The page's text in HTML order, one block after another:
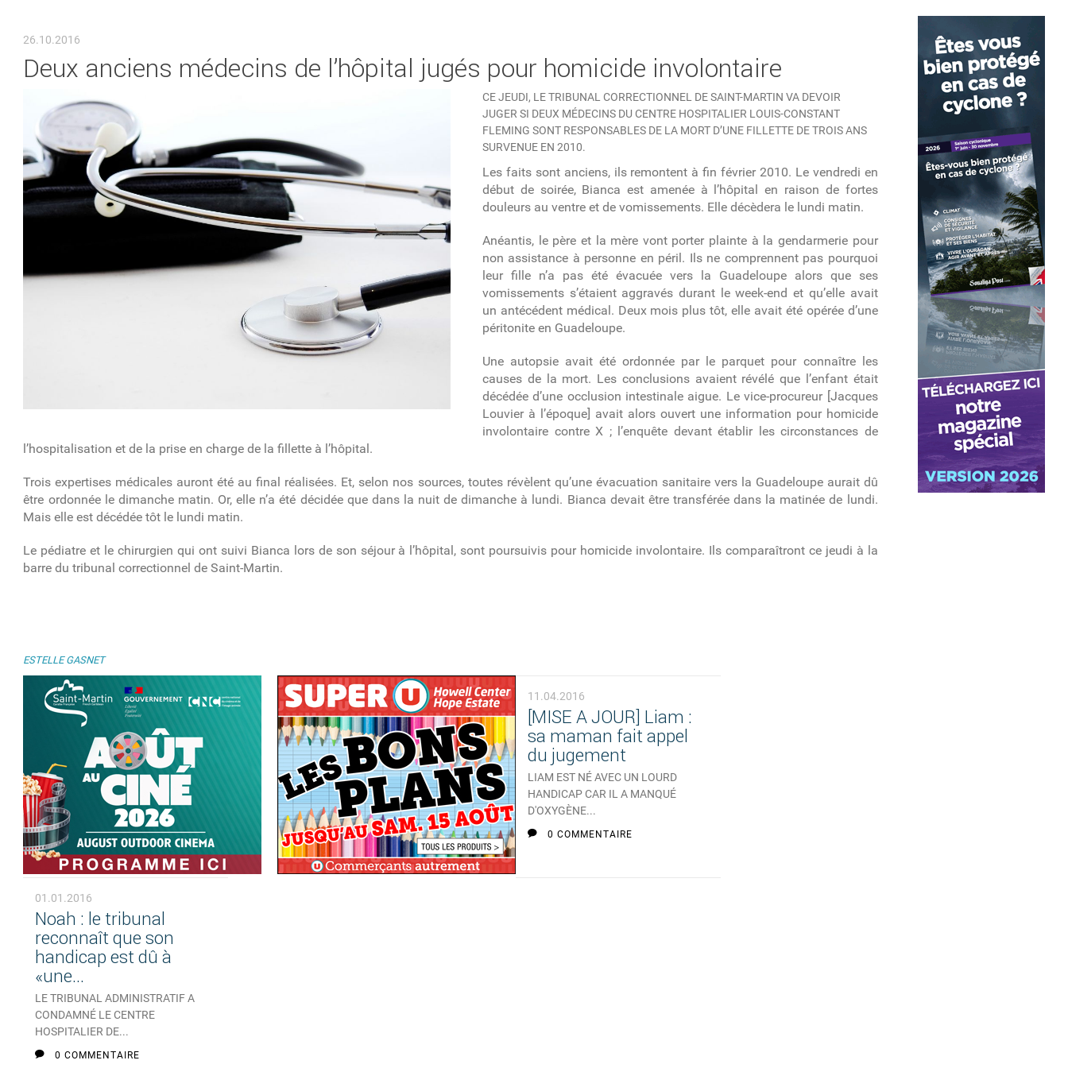
26.10.2016
Deux anciens médecins de l’hôpital jugés pour homicide involontaire
CE JEUDI, LE TRIBUNAL CORRECTIONNEL DE SAINT-MARTIN VA DEVOIR
JUGER SI DEUX MÉDECINS DU CENTRE HOSPITALIER LOUIS-CONSTANT
FLEMING SONT RESPONSABLES DE LA MORT D’UNE FILLETTE DE TROIS ANS
SURVENUE EN 2010.
Les faits sont anciens, ils remontent à fin février 2010. Le vendredi en
début de soirée, Bianca est amenée à l’hôpital en raison de fortes
douleurs au ventre et de vomissements. Elle décèdera le lundi matin.
Anéantis, le père et la mère vont porter plainte à la gendarmerie pour
non assistance à personne en péril. Ils ne comprennent pas pourquoi
leur fille n’a pas été évacuée vers la Guadeloupe alors que ses
vomissements s’étaient aggravés durant le week-end et qu’elle avait
un antécédent médical. Deux mois plus tôt, elle avait été opérée d’une
péritonite en Guadeloupe.
Une autopsie avait été ordonnée par le parquet pour connaître les
causes de la mort. Les conclusions avaient révélé que l’enfant était
décédée d’une occlusion intestinale aigue. Le vice-procureur [Jacques
Louvier à l’époque] avait alors ouvert une information pour homicide
involontaire contre X ; l’enquête devant établir les circonstances de
l’hospitalisation et de la prise en charge de la fillette à l’hôpital.
Trois expertises médicales auront été au final réalisées. Et, selon nos sources, toutes révèlent qu’une évacuation sanitaire vers la Guadeloupe aurait dû
être ordonnée le dimanche matin. Or, elle n’a été décidée que dans la nuit de dimanche à lundi. Bianca devait être transférée dans la matinée de lundi.
Mais elle est décédée tôt le lundi matin.
Le pédiatre et le chirurgien qui ont suivi Bianca lors de son séjour à l’hôpital, sont poursuivis pour homicide involontaire. Ils comparaîtront ce jeudi à la
barre du tribunal correctionnel de Saint-Martin.
ESTELLE GASNET
11.04.2016
[MISE A JOUR] Liam :
sa maman fait appel
du jugement
LIAM EST NÉ AVEC UN LOURD
HANDICAP CAR IL A MANQUÉ
D'OXYGÈNE...
0 COMMENTAIRE
01.01.2016
Noah : le tribunal
reconnaît que son
handicap est dû à
«une...
LE TRIBUNAL ADMINISTRATIF A
CONDAMNÉ LE CENTRE
HOSPITALIER DE...
0 COMMENTAIRE